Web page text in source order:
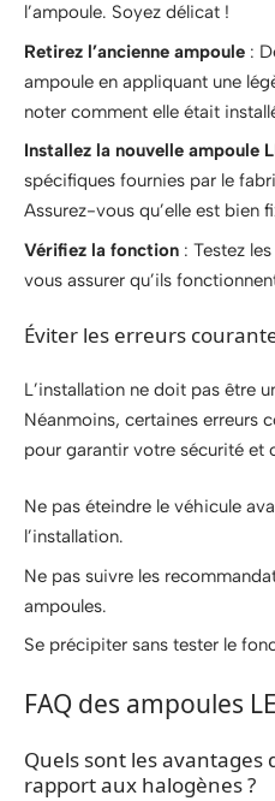
l’ampoule. Soyez délicat !
Retirez l’ancienne ampoule :
ampoule en appliquant une
noter comment elle était
Installez la nouvelle ampoule
spécifiques fournies par le
Assurez-vous qu’elle est bien
Vérifiez la fonction : Testez
vous assurer qu’ils
Éviter les erreurs
L’installation ne doit pas être
Néanmoins, certaines erreurs
pour garantir votre sécurité et
Ne pas éteindre le véhicule
l’installation.
Ne pas suivre les
ampoules.
Se précipiter sans tester le
FAQ des ampoules
Quels sont les avantages
rapport aux halogènes ?